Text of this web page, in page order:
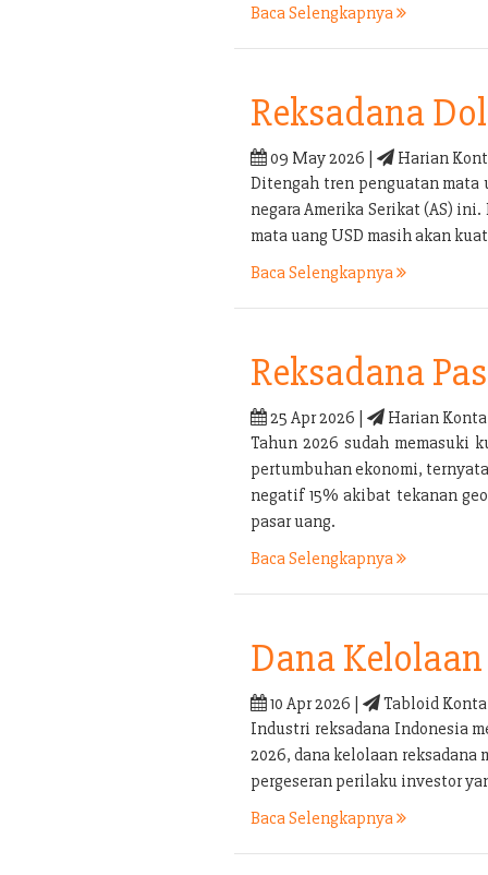
Baca Selengkapnya
Reksadana
09 May 2026 |
Harian
Ditengah tren penguatan mata
negara Amerika Serikat (AS)
mata uang USD masih akan
Baca Selengkapnya
Reksadana
25 Apr 2026 |
Harian
Tahun 2026 sudah memasuki
pertumbuhan ekonomi,
negatif 15% akibat tekanan
pasar uang.
Baca Selengkapnya
Dana
10 Apr 2026 |
Tabloid
Industri reksadana Indonesia
2026, dana kelolaan
pergeseran perilaku investor
Baca Selengkapnya